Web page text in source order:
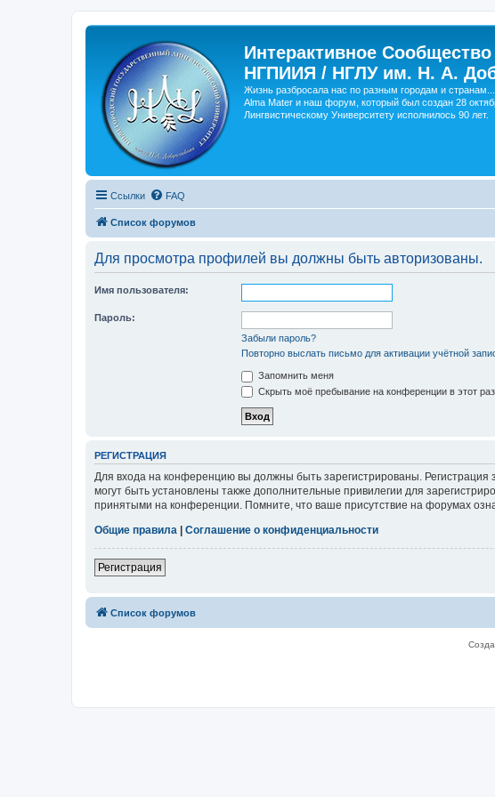
Интерактивное
НГПИИЯ / НГЛУ им. Н. А.
Жизнь разбросала нас по разным городам и
Alma Mater и наш форум, который был создан 28
Лингвистическому Университету исполнилось 90 лет.
Ссылки FAQ
Список форумов
Для просмотра профилей вы должны быть авторизованы.
Имя пользователя:
Пароль:
Забыли пароль?
Повторно выслать письмо для активации учётной
Запомнить меня
Скрыть моё пребывание на конференции в этот раз
РЕГИСТРАЦИЯ
Для входа на конференцию вы должны быть зарегистрированы.
могут быть установлены также дополнительные привилегии для
принятыми на конференции. Помните, что ваше присутствие на форумах
Общие правила | Соглашение о конфиденциальности
Регистрация
Список форумов